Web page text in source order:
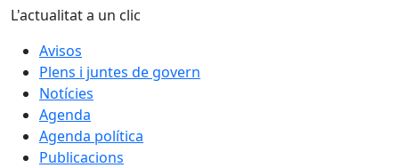
L'actualitat a un clic
Avisos
Plens i juntes de govern
Notícies
Agenda
Agenda política
Publicacions